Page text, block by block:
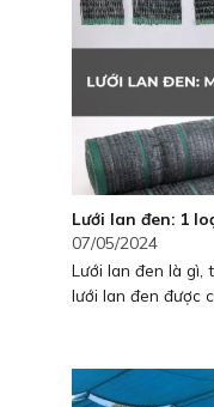
Lưới lan đen: 1
07/05/2024
Lưới lan đen là gì,
lưới lan đen được